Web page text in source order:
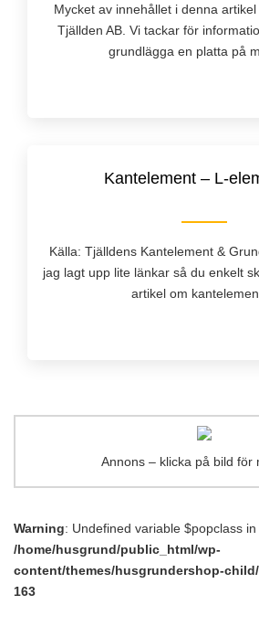
Mycket av innehållet i denna
Tjällden AB. Vi tackar för
grundlägga en platta på
Kantelement – L-
Källa: Tjälldens Kantelement &
jag lagt upp lite länkar så du enkelt
artikel om
Annons – klicka på bild för
Warning: Undefined variable $popclass in
/home/husgrund/public_html/wp-
content/themes/husgrundershop-
163